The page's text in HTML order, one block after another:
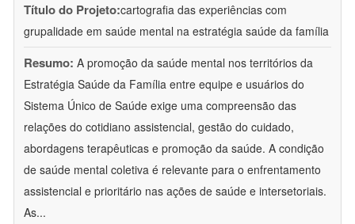
Título do Projeto:cartografia das experiências com
grupalidade em saúde mental na estratégia saúde da família
Resumo: A promoção da saúde mental nos territórios da
Estratégia Saúde da Família entre equipe e usuários do
Sistema Único de Saúde exige uma compreensão das
relações do cotidiano assistencial, gestão do cuidado,
abordagens terapêuticas e promoção da saúde. A condição
de saúde mental coletiva é relevante para o enfrentamento
assistencial e prioritário nas ações de saúde e intersetoriais.
As...